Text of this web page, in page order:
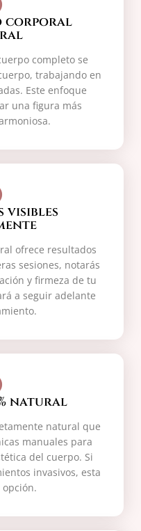
corporal
completo se
trabajando en
Este enfoque
una figura más
visibles
ofrece resultados
sesiones, notarás
y firmeza de tu
a seguir adelante
natural
natural que
manuales para
del cuerpo. Si
invasivos, esta